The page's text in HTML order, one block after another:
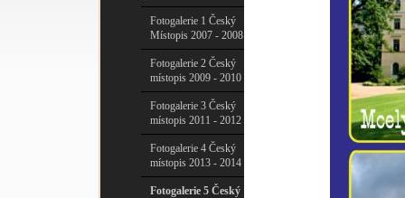
Fotogalerie 1 Český
Místopis 2007 - 2008
Fotogalerie 2 Český
místopis 2009 - 2010
Fotogalerie 3 Český
místopis 2011 - 2012
Fotogalerie 4 Český
místopis 2013 - 2014
Fotogalerie 5 Český